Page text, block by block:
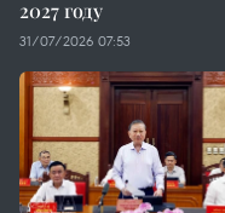
2027 году
31/07/2026 07:53